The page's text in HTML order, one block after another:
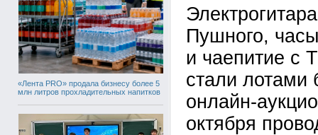
«Лента PRO» продала бизнесу более 5
млн литров прохладительных напитков
Пушного,
и чаепитие с
стали лотами
онлайн-
октября